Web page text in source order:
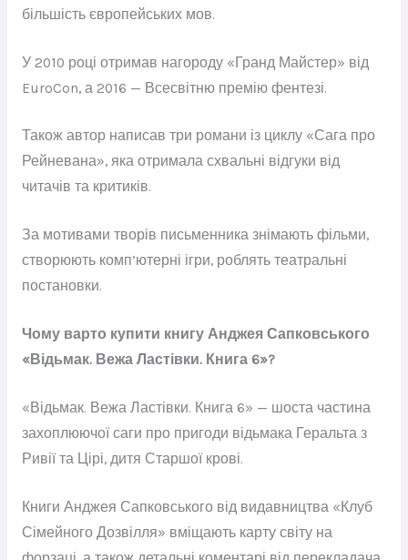
більшість європейських мов.
У 2010 році отримав нагороду «Гранд Майстер» від
EuroCon, а 2016 — Всесвітню премію фентезі.
Також автор написав три романи із циклу «Сага про
Рейневана», яка отримала схвальні відгуки від
читачів та критиків.
За мотивами творів письменника знімають фільми,
створюють комп’ютерні ігри, роблять театральні
постановки.
Чому варто купити книгу Анджея Сапковського
«Відьмак. Вежа Ластівки. Книга 6»?
«Відьмак. Вежа Ластівки. Книга 6» — шоста частина
захоплюючої саги про пригоди відьмака Геральта з
Ривії та Цірі, дитя Старшої крові.
Книги Анджея Сапковського від видавництва «Клуб
Сімейного Дозвілля» вміщають карту світу на